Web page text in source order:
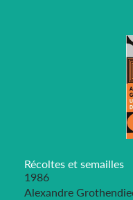
Récoltes et semailles
1986
Alexandre